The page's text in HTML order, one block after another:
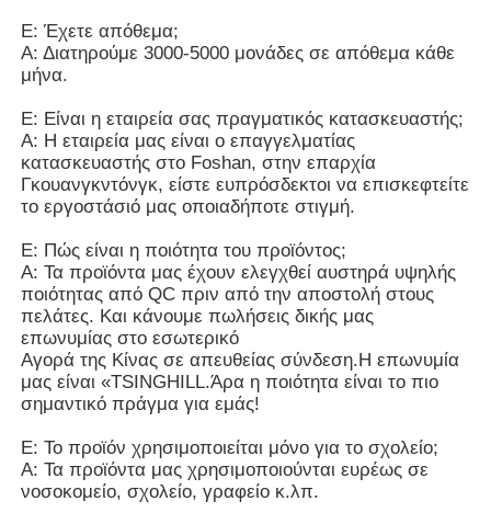
Ε: Έχετε απόθεμα;
Α: Διατηρούμε 3000-5000 μονάδες σε απόθεμα κάθε
μήνα.
Ε: Είναι η εταιρεία σας πραγματικός κατασκευαστής;
Α: Η εταιρεία μας είναι ο επαγγελματίας
κατασκευαστής στο Foshan, στην επαρχία
Γκουανγκντόνγκ, είστε ευπρόσδεκτοι να επισκεφτείτε
το εργοστάσιό μας οποιαδήποτε στιγμή.
Ε: Πώς είναι η ποιότητα του προϊόντος;
Α: Τα προϊόντα μας έχουν ελεγχθεί αυστηρά υψηλής
ποιότητας από QC πριν από την αποστολή στους
πελάτες. Και κάνουμε πωλήσεις δικής μας
επωνυμίας στο εσωτερικό
Αγορά της Κίνας σε απευθείας σύνδεση.Η επωνυμία
μας είναι «TSINGHILL.Άρα η ποιότητα είναι το πιο
σημαντικό πράγμα για εμάς!
Ε: Το προϊόν χρησιμοποιείται μόνο για το σχολείο;
Α: Τα προϊόντα μας χρησιμοποιούνται ευρέως σε
νοσοκομείο, σχολείο, γραφείο κ.λπ.